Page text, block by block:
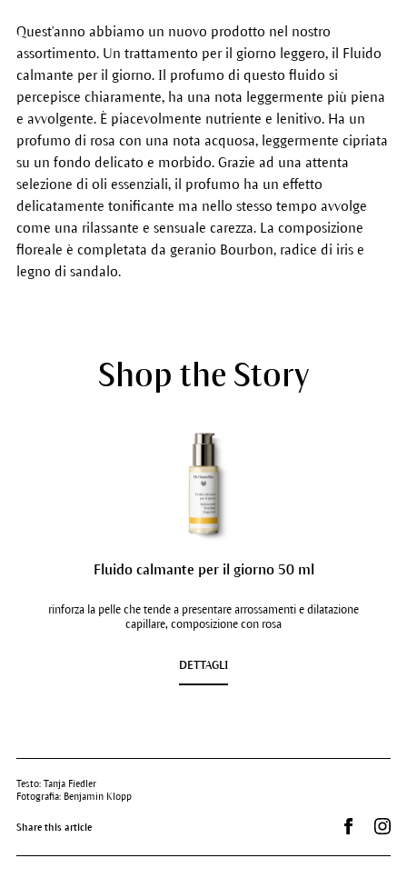
Quest'anno abbiamo un nuovo prodotto nel nostro
assortimento. Un trattamento per il giorno leggero, il Fluido
calmante per il giorno. Il profumo di questo fluido si
percepisce chiaramente, ha una nota leggermente più piena
e avvolgente. È piacevolmente nutriente e lenitivo. Ha un
profumo di rosa con una nota acquosa, leggermente cipriata
su un fondo delicato e morbido. Grazie ad una attenta
selezione di oli essenziali, il profumo ha un effetto
delicatamente tonificante ma nello stesso tempo avvolge
come una rilassante e sensuale carezza. La composizione
floreale è completata da geranio Bourbon, radice di iris e
legno di sandalo.
Shop the Story
Fluido calmante per il giorno 50 ml
rinforza la pelle che tende a presentare arrossamenti e dilatazione
capillare, composizione con rosa
DETTAGLI
Testo: Tanja Fiedler
Fotografia: Benjamin Klopp
Share this article Condividi